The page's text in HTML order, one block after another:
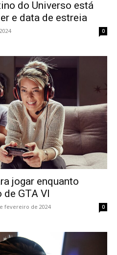
do Universo está
e data de estreia
0
jogar enquanto
GTA VI
fevereiro de 2024 0